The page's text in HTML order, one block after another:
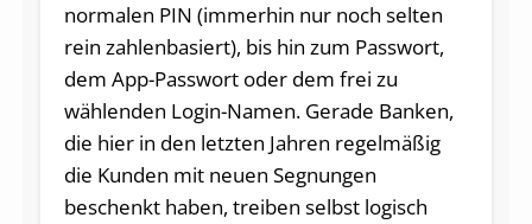
normalen PIN (immerhin nur noch selten
rein zahlenbasiert), bis hin zum Passwort,
dem App-Passwort oder dem frei zu
wählenden Login-Namen. Gerade Banken,
die hier in den letzten Jahren regelmäßig
die Kunden mit neuen Segnungen
beschenkt haben, treiben selbst logisch